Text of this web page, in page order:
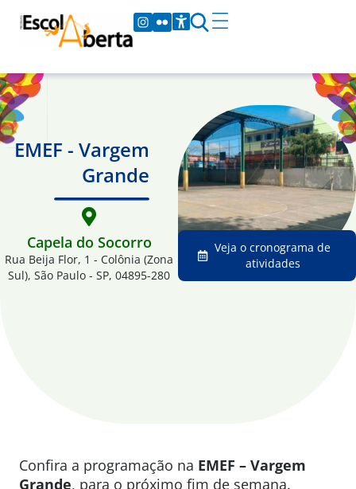
EMEF - Vargem
Grande
Capela do Socorro
Rua Beija Flor, 1 - Colônia (Zona
Sul), São Paulo - SP, 04895-280
Veja o cronograma de
atividades
Confira a programação na EMEF – Vargem
Grande, para o próximo fim de semana.